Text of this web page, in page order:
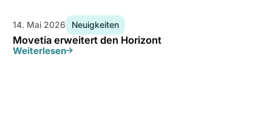
14. Mai 2026 Neuigkeiten
Movetia erweitert den Horizont
Weiterlesen